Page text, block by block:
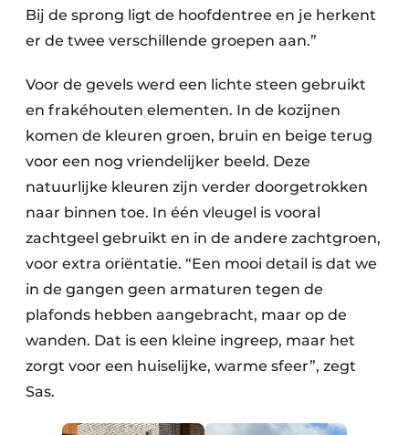
Bij de sprong ligt de hoofdentree en je herkent
er de twee verschillende groepen aan.”
Voor de gevels werd een lichte steen gebruikt
en frakéhouten elementen. In de kozijnen
komen de kleuren groen, bruin en beige terug
voor een nog vriendelijker beeld. Deze
natuurlijke kleuren zijn verder doorgetrokken
naar binnen toe. In één vleugel is vooral
zachtgeel gebruikt en in de andere zachtgroen,
voor extra oriëntatie. “Een mooi detail is dat we
in de gangen geen armaturen tegen de
plafonds hebben aangebracht, maar op de
wanden. Dat is een kleine ingreep, maar het
zorgt voor een huiselijke, warme sfeer”, zegt
Sas.